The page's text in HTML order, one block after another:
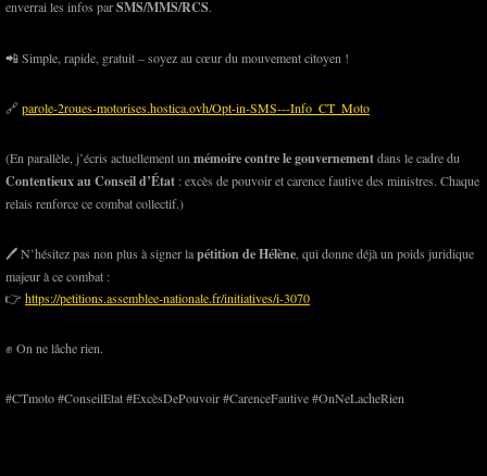
enverrai les infos parSMS/MMS/RCS.
📲 Simple, rapide, gratuit – soyez au cœur du mouvement citoyen !
🔗parole-2roues-motorises.hostica.ovh/Opt-in-SMS---Info_CT_Moto
(En parallèle, j’écris actuellement un mémoire contre le gouvernementdans le cadre du
Contentieux au Conseil d’État : excès de pouvoir et carence fautive des ministres. Chaque
relais renforce ce combat collectif.)
🖊️ N’hésitez pas non plus à signer lapétition de Hélène , qui donne déjà un poids juridique
majeur à ce combat :
👉 https://petitions.assemblee-nationale.fr/initiatives/i-3070
✊ On ne lâche rien.
#CTmoto #ConseilEtat #ExcèsDePouvoir #CarenceFautive #OnNeLacheRien